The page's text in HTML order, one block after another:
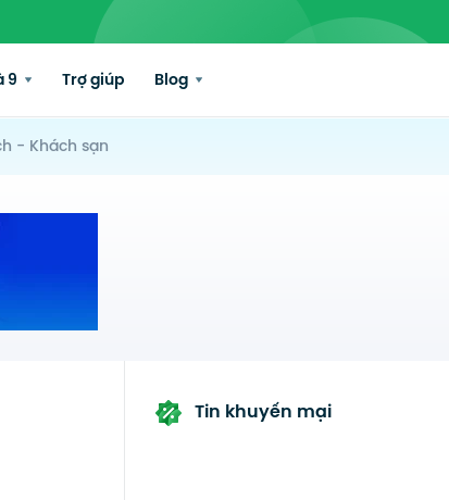
9 Trợ giúp Blog
- Khách sạn
Tin khuyến mại